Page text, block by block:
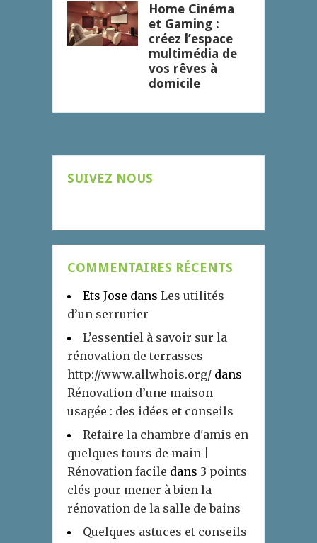
Home Cinéma
et Gaming :
créez l’espace
multimédia de
vos rêves à
domicile
SUIVEZ NOUS
COMMENTAIRES RÉCENTS
Ets Jose dans Les utilités
d’un serrurier
L’essentiel à savoir sur la
rénovation de terrasses
http://www.allwhois.org/ dans
Rénovation d’une maison
usagée : des idées et conseils
Refaire la chambre d'amis en
quelques tours de main |
Rénovation facile dans 3 points
clés pour mener à bien la
rénovation de la salle de bains
Quelques astuces et conseils